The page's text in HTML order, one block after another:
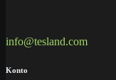
info@tesland.com
Konto